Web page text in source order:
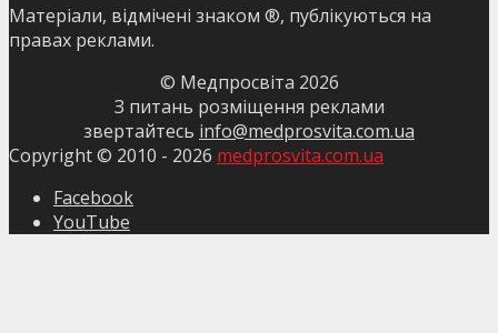
Матеріали, відмічені знаком ®, публікуються на
правах реклами.
© Медпросвіта 2026
З питань розміщення реклами
звертайтесь info@medprosvita.com.ua
Copyright © 2010 - 2026 medprosvita.com.ua
Facebook
YouTube